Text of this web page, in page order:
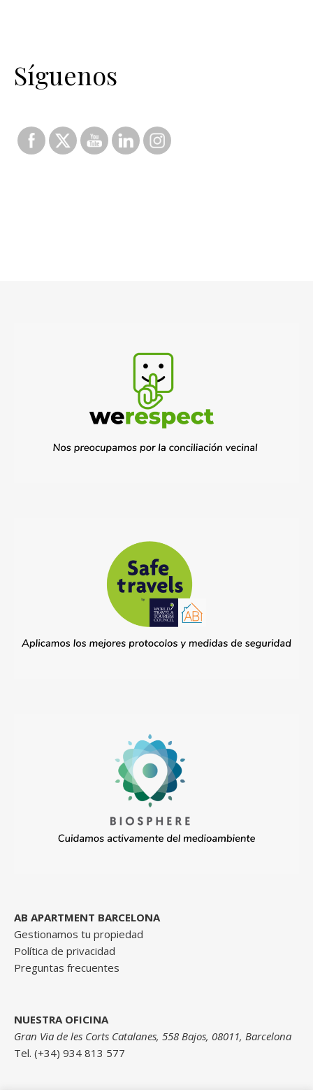
Síguenos
AB APARTMENT BARCELONA
Gestionamos tu propiedad
Política de privacidad
Preguntas frecuentes
NUESTRA OFICINA
Gran Via de les Corts Catalanes, 558 Bajos, 08011, Barcelona
Tel. (+34) 934 813 577